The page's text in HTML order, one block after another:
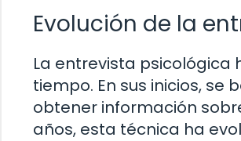
Evolución de la
La entrevista psicológica
tiempo. En sus inicios,
obtener información
años, esta técnica ha